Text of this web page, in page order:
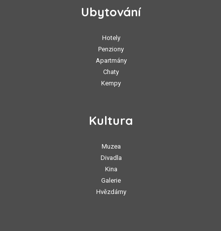
Ubytování
Hotely
Penziony
Apartmány
Chaty
Kempy
Kultura
Muzea
Divadla
Kina
Galerie
Hvězdárny